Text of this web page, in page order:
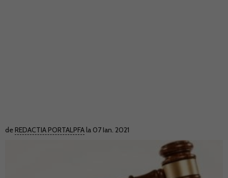
de REDACTIA PORTALPFA la 07 Ian. 2021